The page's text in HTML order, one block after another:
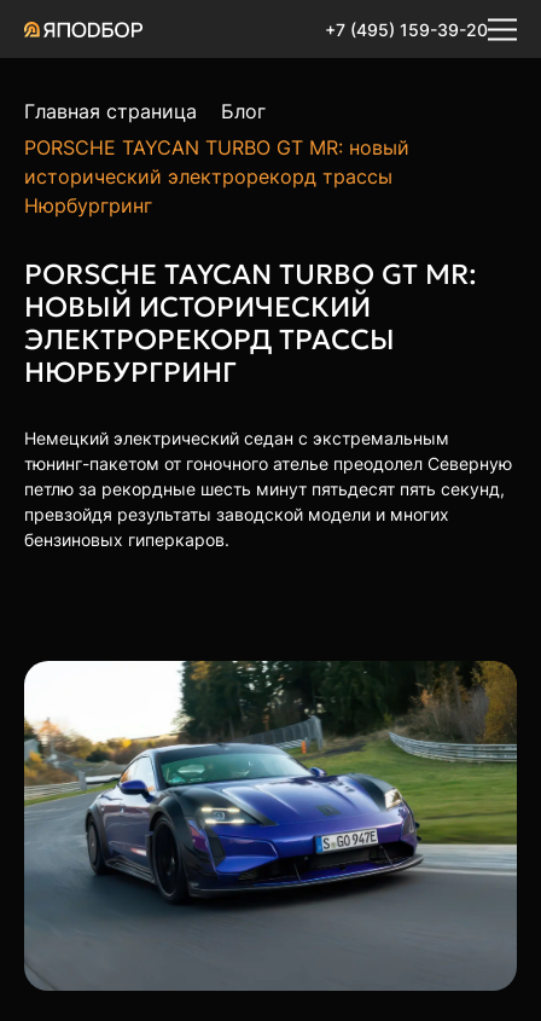
+7 (495) 159-39-20
Главная страница
Блог
PORSCHE TAYCAN TURBO GT MR: новый
исторический электрорекорд трассы
Нюрбургринг
PORSCHE TAYCAN TURBO GT MR:
НОВЫЙ ИСТОРИЧЕСКИЙ
ЭЛЕКТРОРЕКОРД ТРАССЫ
НЮРБУРГРИНГ
Немецкий электрический седан с экстремальным
тюнинг-пакетом от гоночного ателье преодолел Северную
петлю за рекордные шесть минут пятьдесят пять секунд,
превзойдя результаты заводской модели и многих
бензиновых гиперкаров.